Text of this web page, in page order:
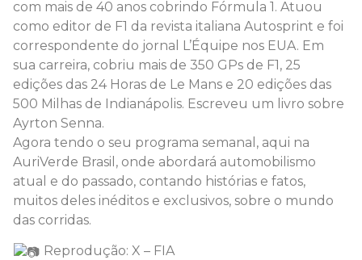
com mais de 40 anos cobrindo Fórmula 1. Atuou
como editor de F1 da revista italiana Autosprint e foi
correspondente do jornal L’Équipe nos EUA. Em
sua carreira, cobriu mais de 350 GPs de F1, 25
edições das 24 Horas de Le Mans e 20 edições das
500 Milhas de Indianápolis. Escreveu um livro sobre
Ayrton Senna.
Agora tendo o seu programa semanal, aqui na
AuriVerde Brasil, onde abordará automobilismo
atual e do passado, contando histórias e fatos,
muitos deles inéditos e exclusivos, sobre o mundo
das corridas.
Reprodução: X – FIA